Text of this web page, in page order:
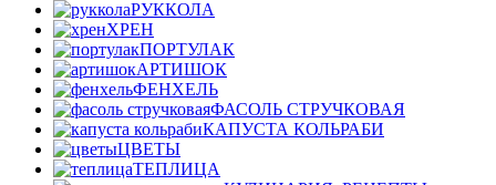
РУККОЛА
ХРЕН
ПОРТУЛАК
АРТИШОК
ФЕНХЕЛЬ
ФАСОЛЬ СТРУЧКОВАЯ
КАПУСТА КОЛЬРАБИ
ЦВЕТЫ
ТЕПЛИЦА